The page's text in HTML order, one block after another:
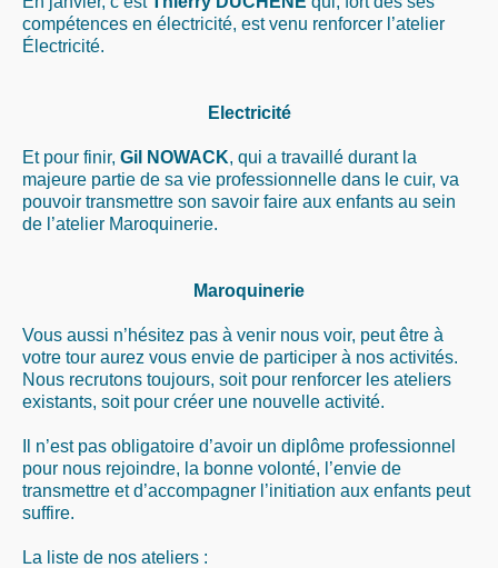
compétences en électricité, est venu renforcer l’atelier
Électricité.
Electricité
Et pour finir, Gil NOWACK, qui a travaillé durant la
majeure partie de sa vie professionnelle dans le cuir, va
pouvoir transmettre son savoir faire aux enfants au sein
de l’atelier Maroquinerie.
Maroquinerie
Vous aussi n’hésitez pas à venir nous voir, peut être à
votre tour aurez vous envie de participer à nos activités.
Nous recrutons toujours, soit pour renforcer les ateliers
existants, soit pour créer une nouvelle activité.
Il n’est pas obligatoire d’avoir un diplôme professionnel
pour nous rejoindre, la bonne volonté, l’envie de
transmettre et d’accompagner l’initiation aux enfants peut
suffire.
La liste de nos ateliers :